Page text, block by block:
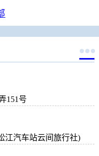

151号
江汽车站云间旅行社)